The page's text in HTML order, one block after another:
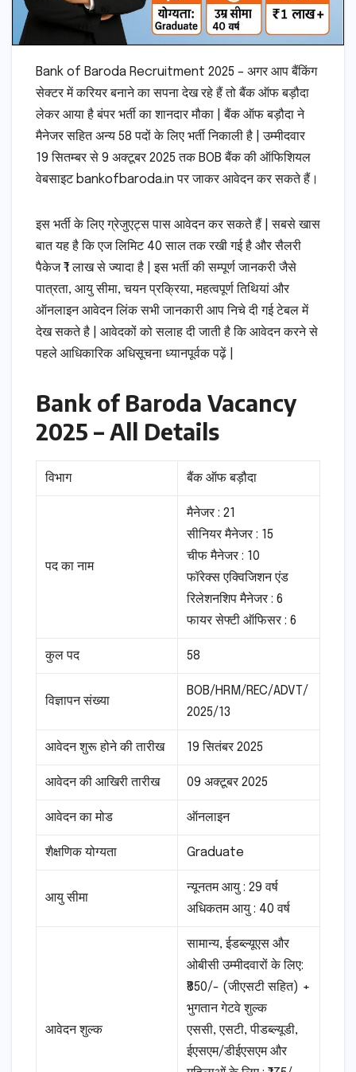
Bank of Baroda Recruitment 2025 – अगर आप बैंकिंग
सेक्टर में करियर बनाने का सपना देख रहे हैं तो बैंक ऑफ बड़ौदा
लेकर आया है बंपर भर्ती का शानदार मौका | बैंक ऑफ बड़ौदा ने
मैनेजर सहित अन्य 58 पदों के लिए भर्ती निकाली है | उम्मीदवार
19 सितम्बर से 9 अक्टूबर 2025 तक BOB बैंक की ऑफिशियल
वेबसाइट bankofbaroda.in पर जाकर आवेदन कर सकते हैं।
इस भर्ती के लिए ग्रेजुएट्स पास आवेदन कर सकते हैं | सबसे खास
बात यह है कि एज लिमिट 40 साल तक रखी गई है और सैलरी
पैकेज ₹1 लाख से ज्यादा है | इस भर्ती की सम्पूर्ण जानकरी जैसे
पात्रता, आयु सीमा, चयन प्रक्रिया, महत्वपूर्ण तिथियां और
ऑनलाइन आवेदन लिंक सभी जानकारी आप निचे दी गई टेबल में
देख सकते है | आवेदकों को सलाह दी जाती है कि आवेदन करने से
पहले आधिकारिक अधिसूचना ध्यानपूर्वक पढ़ें |
Bank of Baroda Vacancy
2025 – All Details
विभाग बैंक ऑफ बड़ौदा
पद का नाम
मैनेजर : 21
सीनियर मैनेजर : 15
चीफ मैनेजर : 10
फॉरेक्स एक्विजिशन एंड
रिलेशनशिप मैनेजर : 6
फायर सेफ्टी ऑफिसर : 6
कुल पद 58
विज्ञापन संख्या
BOB/HRM/REC/ADVT/
2025/13
आवेदन शुरू होने की तारीख 19 सितंबर 2025
आवेदन की आखिरी तारीख 09 अक्टूबर 2025
आवेदन का मोड ऑनलाइन
शैक्षणिक योग्यता Graduate
आयु सीमा
न्यूनतम आयु : 29 वर्ष
अधिकतम आयु : 40 वर्ष
आवेदन शुल्क
सामान्य, ईडब्ल्यूएस और
ओबीसी उम्मीदवारों के लिए:
₹850/- (जीएसटी सहित) +
भुगतान गेटवे शुल्क
एससी, एसटी, पीडब्ल्यूडी,
ईएसएम/डीईएसएम और